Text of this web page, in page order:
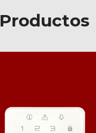
Productos